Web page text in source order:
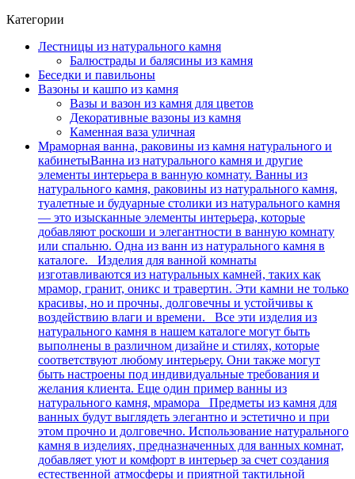
Категории
Лестницы из натурального камня
Балюстрады и балясины из камня
Беседки и павильоны
Вазоны и кашпо из камня
Вазы и вазон из камня для цветов
Декоративные вазоны из камня
Каменная ваза уличная
Мраморная ванна, раковины из камня натурального и
кабинетыВанна из натурального камня и другие
элементы интерьера в ванную комнату. Ванны из
натурального камня, раковины из натурального камня,
туалетные и будуарные столики из натурального камня
— это изысканные элементы интерьера, которые
добавляют роскоши и элегантности в ванную комнату
или спальню. Одна из ванн из натурального камня в
каталоге. Изделия для ванной комнаты
изготавливаются из натуральных камней, таких как
мрамор, гранит, оникс и травертин. Эти камни не только
красивы, но и прочны, долговечны и устойчивы к
воздействию влаги и времени. Все эти изделия из
натурального камня в нашем каталоге могут быть
выполнены в различном дизайне и стилях, которые
соответствуют любому интерьеру. Они также могут
быть настроены под индивидуальные требования и
желания клиента. Еще один пример ванны из
натурального камня, мрамора Предметы из камня для
ванных будут выглядеть элегантно и эстетично и при
этом прочно и долговечно. Использование натурального
камня в изделиях, предназначенных для ванных комнат,
добавляет уют и комфорт в интерьер за счет создания
естественной атмосферы и приятной тактильной